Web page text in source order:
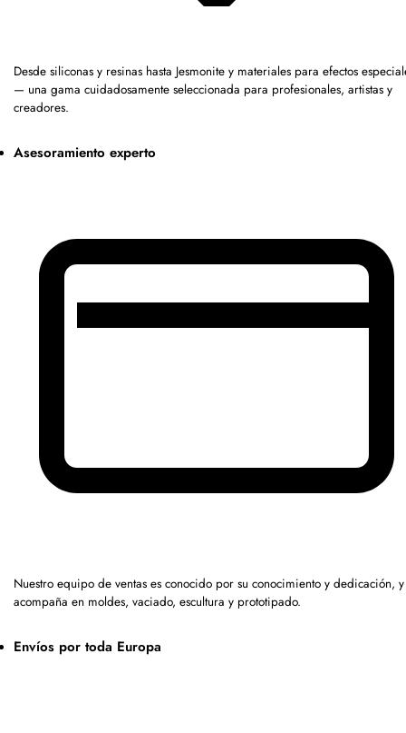
Desde siliconas y resinas hasta Jesmonite y materiales para efectos
— una gama cuidadosamente seleccionada para profesionales, artistas y
creadores.
Asesoramiento experto
Nuestro equipo de ventas es conocido por su conocimiento y dedicación,
acompaña en moldes, vaciado, escultura y prototipado.
Envíos por toda Europa